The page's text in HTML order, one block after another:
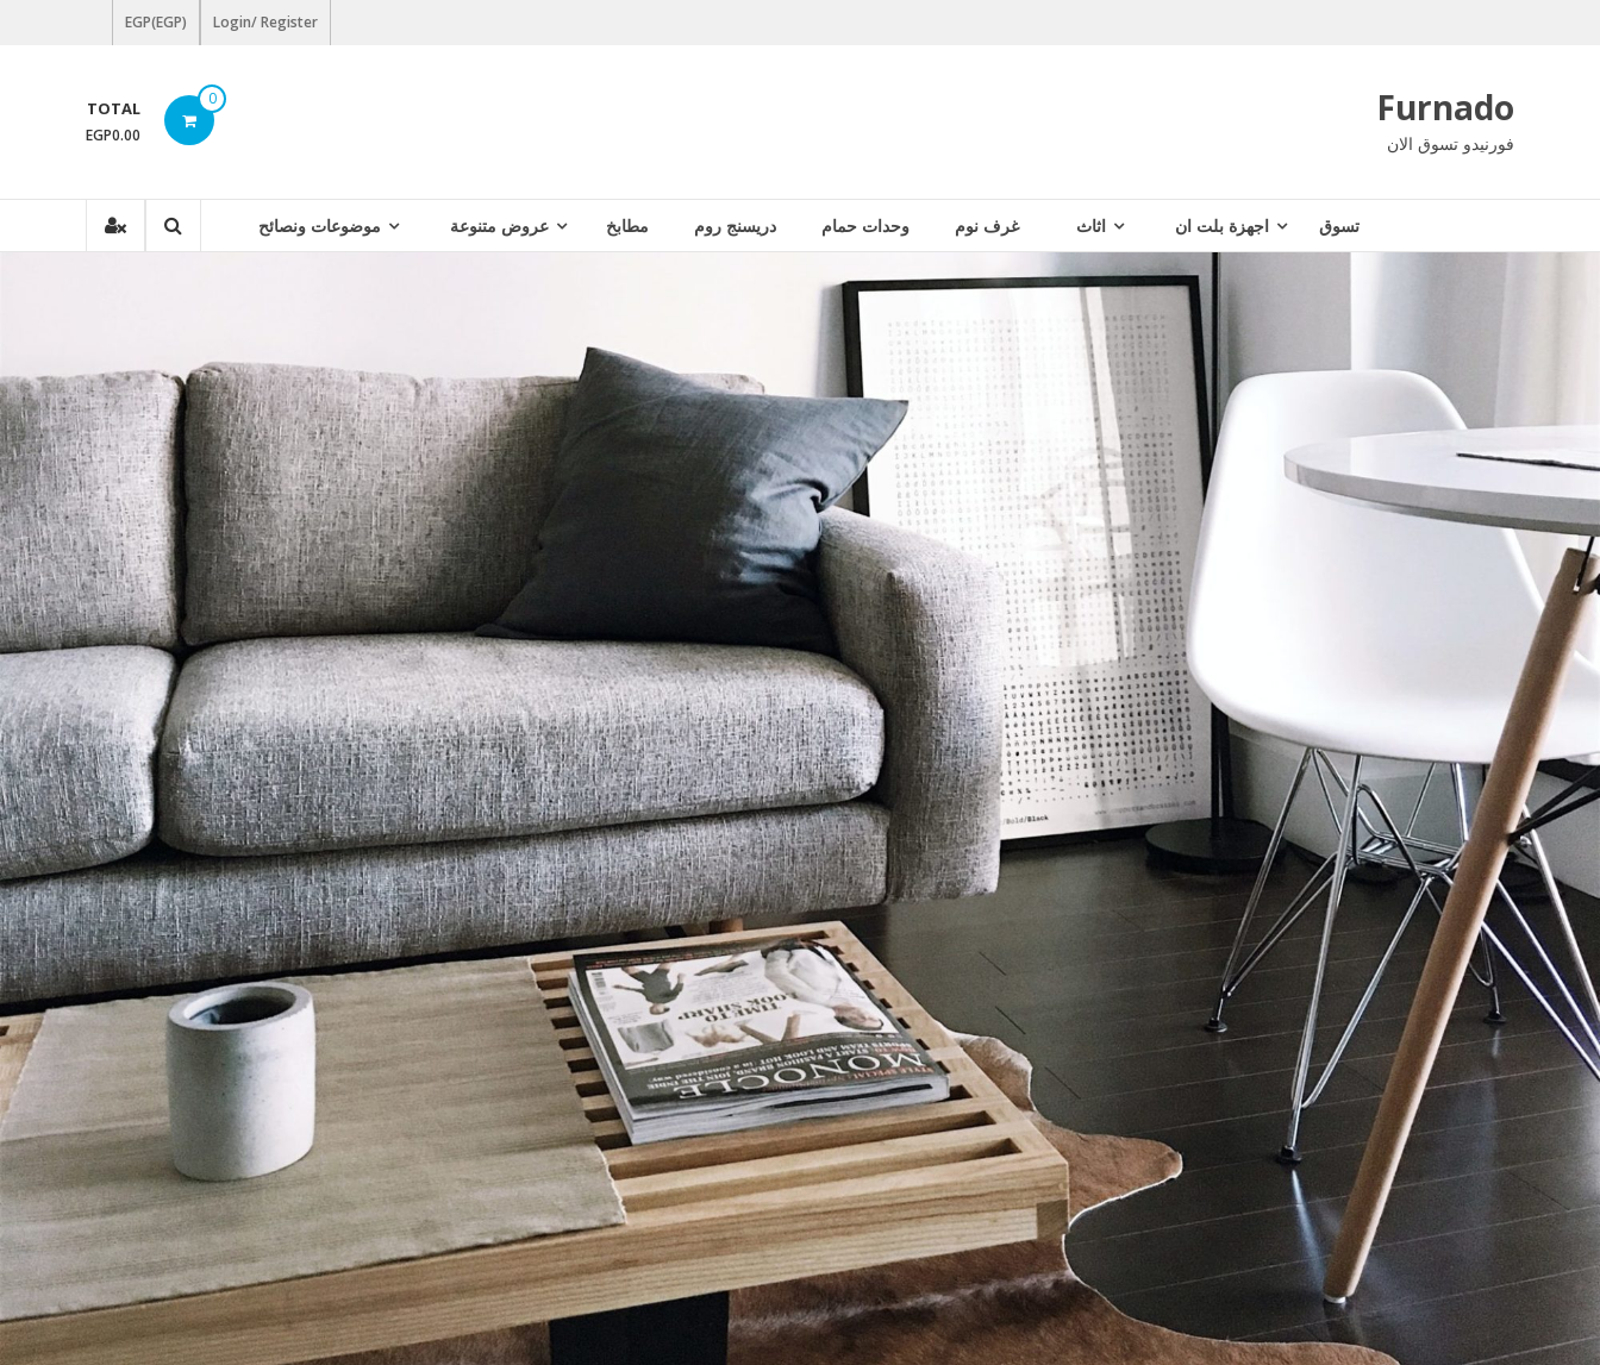
Login/ Register
EGP(EGP)
Furnado
فورنيدو تسوق الان
0
TOTAL
EGP0.00
تسوق اجهزة بلت ان اثاث غرف نوم وحدات حمام دريسنج روم مطابخ عروض متنوعة موضوعات ونصائح